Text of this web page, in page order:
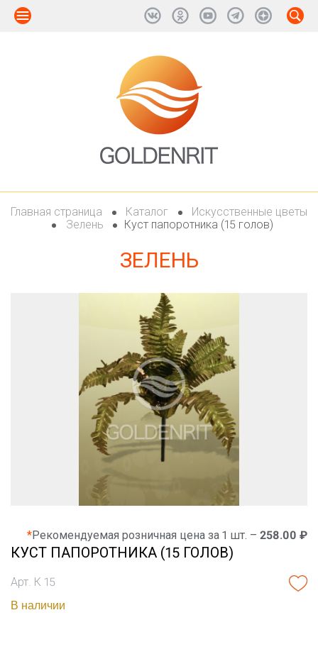
Главная страница Каталог
Искусственные цветы
Зелень
Куст папоротника (15 голов)
ЗЕЛЕНЬ
*Рекомендуемая розничная цена за 1 шт. – 258.00 ₽
КУСТ ПАПОРОТНИКА (15 ГОЛОВ)
Арт. К 15
В наличии